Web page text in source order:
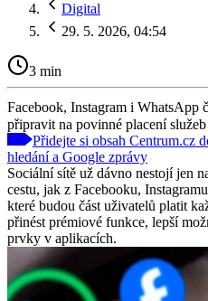
Digital
29. 5. 2026, 04:54
3 min
Facebook, Instagram i WhatsApp
připravit na povinné placení služeb
Přidejte si obsah Centrum.cz
hledání a Google zprávy
Sociální sítě už dávno nestojí jen
cestu, jak z Facebooku,
které budou část uživatelů platit
přinést prémiové funkce, lepší
prvky v aplikacích.